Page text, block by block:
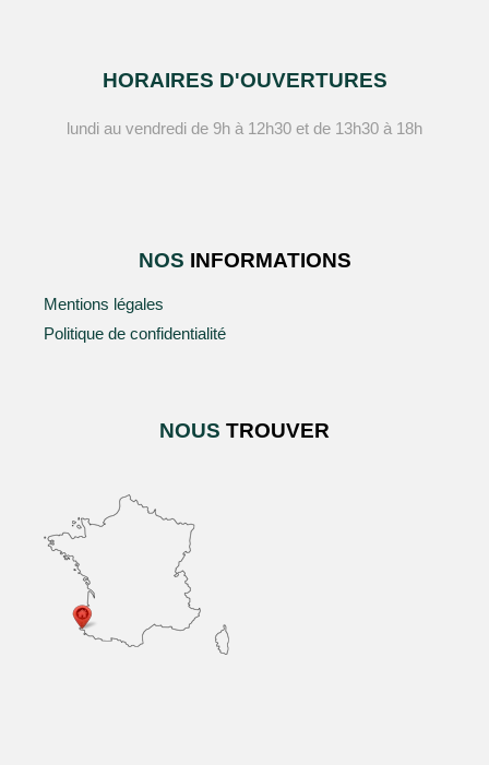
HORAIRES D'OUVERTURES
lundi au vendredi de 9h à 12h30 et de 13h30 à 18h
NOS INFORMATIONS
Mentions légales
Politique de confidentialité
NOUS TROUVER